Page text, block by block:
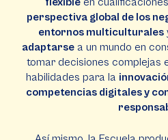
perspectiva global de los
entornos multiculturales
adaptarse a un mundo en
tomar decisiones complejas
habilidades para la
competencias digitales y